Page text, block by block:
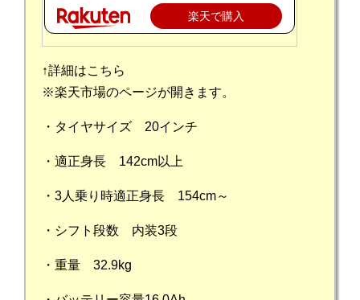
楽天で購入
↑詳細はこちら
※楽天市場のページが開きます。
・タイヤサイズ 20インチ
・適正身長 142cm以上
・3人乗り時適正身長 154cm～
・シフト段数 内装3段
・重量 32.9kg